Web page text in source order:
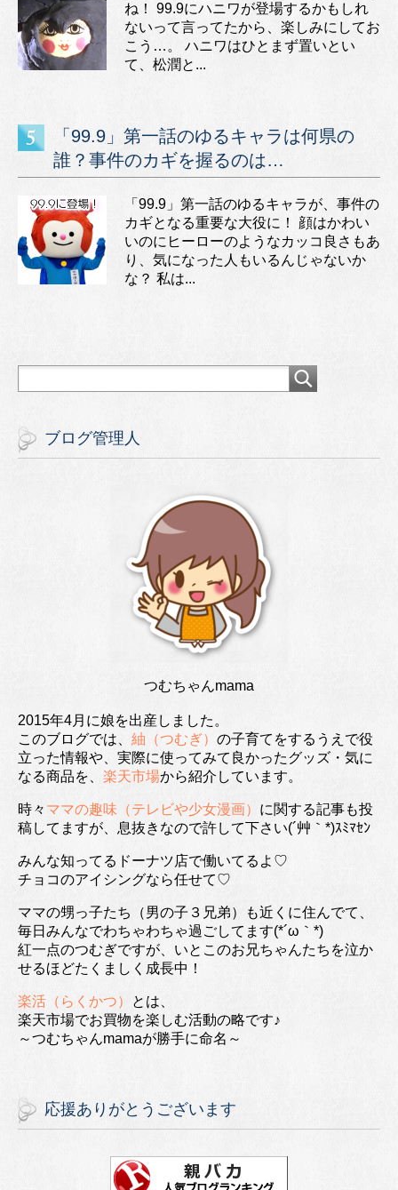
ね！ 99.9にハニワが登場するかもしれ
ないって言ってたから、楽しみにしてお
こう…。 ハニワはひとまず置いとい
て、松潤と...
「99.9」第一話のゆるキャラは何県の
誰？事件のカギを握るのは…
「99.9」第一話のゆるキャラが、事件の
カギとなる重要な大役に！ 顔はかわい
いのにヒーローのようなカッコ良さもあ
り、気になった人もいるんじゃないか
な？ 私は...
ブログ管理人
つむちゃんmama
2015年4月に娘を出産しました。
このブログでは、 紬（つむぎ） の子育てをするうえで役
立った情報や、実際に使ってみて良かったグッズ・気に
なる商品を、 楽天市場から紹介しています。
時々 ママの趣味（テレビや少女漫画） に関する記事も投
稿してますが、息抜きなので許して下さい(´艸｀*)ｽﾐﾏｾﾝ
みんな知ってるドーナツ店で働いてるよ♡
チョコのアイシングなら任せて♡
ママの甥っ子たち（男の子３兄弟）も近くに住んでて、
毎日みんなでわちゃわちゃ過ごしてます(*´ω｀*)
紅一点のつむぎですが、いとこのお兄ちゃんたちを泣か
せるほどたくましく成長中！
楽活（らくかつ）
とは、
楽天市場でお買物を楽しむ活動の略です♪
～つむちゃんmamaが勝手に命名～
応援ありがとうございます